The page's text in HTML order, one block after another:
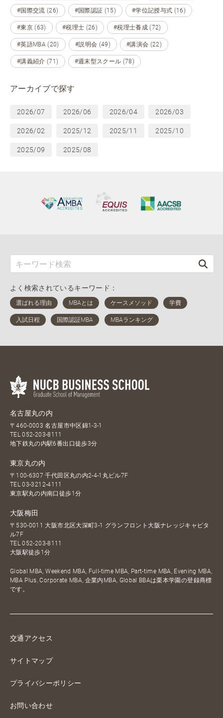
#国際交流 (26) #国際認証 (15) #学位記授与式 (16)
#東京 (63) #税理士 (26) #税理士養成 (72)
#英語MBA (20) #説明会 (49) #講演会 (22)
#講義紹介 (71) #週末型スクール (78)
アーカイブで探す
2026/07 2026/06 2026/04 2026/03
2026/02 2025/12 2025/11 2025/10
2025/09 2025/08
よく検索されているキーワード：
名古屋丸の内
〒460-0003 名古屋市中区錦1-3-1
TEL052-203-8111
地下鉄丸の内駅6番出口徒歩3分
東京丸の内
〒100-6307 千代田区丸の内2-4-1丸ビル7F
TEL03-3212-4111
東京駅丸の内南口徒歩1分
大阪梅田
〒530-0011 大阪市北区大深町3-1 グランフロント大阪ナレッジキャピタ
ル7F
TEL052-203-8111
大阪駅徒歩1分
Global MBA, Weekend MBA, Full-time MBA, Part-time MBA, Evening MBA,
MBA Plus, Corporate MBA, 企業内MBA, Global BBAは栗本学園の登録商標
です。
交通アクセス
サイトマップ
プライバシーポリシー
お問い合わせ